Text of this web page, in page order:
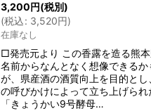
3,200円(税別)
(税込: 3,520円)
在庫なし
□発売元より この香露を造る熊
名前からなんとなく想像できるか
が、県産酒の酒質向上を目的とし
の呼びかけによって立ち上げられ
「きょうかい9号酵母…